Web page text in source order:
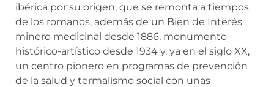
ibérica por su origen, que se remonta a tiempos
de los romanos, además de un Bien de Interés
minero medicinal desde 1886, monumento
histórico-artístico desde 1934 y, ya en el siglo XX,
un centro pionero en programas de prevención
de la salud y termalismo social con unas